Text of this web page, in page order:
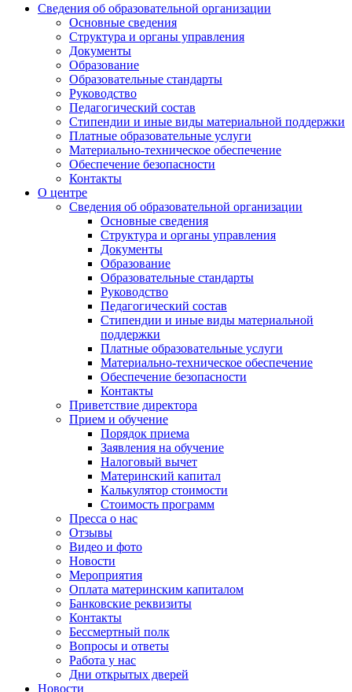
Сведения об образовательной организации
Основные сведения
Структура и органы управления
Документы
Образование
Образовательные стандарты
Руководство
Педагогический состав
Стипендии и иные виды материальной поддержки
Платные образовательные услуги
Материально-техническое обеспечение
Обеспечение безопасности
Контакты
О центре
Сведения об образовательной организации
Основные сведения
Структура и органы управления
Документы
Образование
Образовательные стандарты
Руководство
Педагогический состав
Стипендии и иные виды материальной
поддержки
Платные образовательные услуги
Материально-техническое обеспечение
Обеспечение безопасности
Контакты
Приветствие директора
Прием и обучение
Порядок приема
Заявления на обучение
Налоговый вычет
Материнский капитал
Калькулятор стоимости
Стоимость программ
Пресса о нас
Отзывы
Видео и фото
Новости
Мероприятия
Оплата материнским капиталом
Банковские реквизиты
Контакты
Бессмертный полк
Вопросы и ответы
Работа у нас
Дни открытых дверей
Новости